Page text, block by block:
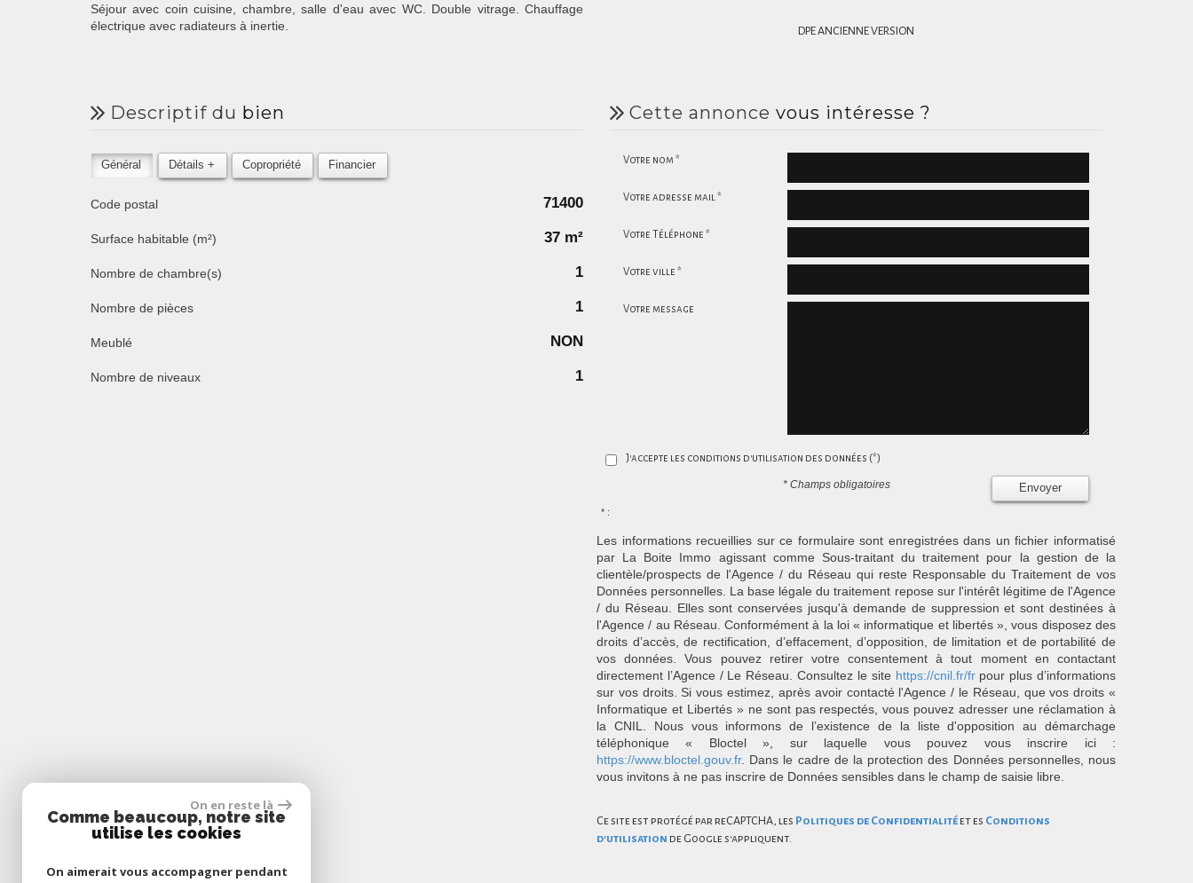
Séjour avec coin cuisine, chambre, salle d'eau avec WC. Double vitrage. Chauffage
électrique avec radiateurs à inertie.
DPE ANCIENNE VERSION
descriptif du bien
Général Détails + Copropriété Financier
Code postal 71400
Surface habitable (m²) 37 m²
Nombre de chambre(s) 1
Nombre de pièces 1
Meublé NON
Nombre de niveaux 1
cette annonce vous intéresse ?
Votre nom *
Votre adresse mail *
Votre Téléphone *
Votre ville *
Votre message
J'accepte les conditions d'utilisation des données (*)
Envoyer
* Champs obligatoires
* :
Les informations recueillies sur ce formulaire sont enregistrées dans un fichier informatisé
par La Boite Immo agissant comme Sous-traitant du traitement pour la gestion de la
clientèle/prospects de l'Agence / du Réseau qui reste Responsable du Traitement de vos
Données personnelles. La base légale du traitement repose sur l'intérêt légitime de l'Agence
/ du Réseau. Elles sont conservées jusqu'à demande de suppression et sont destinées à
l'Agence / au Réseau. Conformément à la loi « informatique et libertés », vous disposez des
droits d’accès, de rectification, d’effacement, d’opposition, de limitation et de portabilité de
vos données. Vous pouvez retirer votre consentement à tout moment en contactant
directement l’Agence / Le Réseau. Consultez le site https://cnil.fr/frpour plus d’informations
sur vos droits. Si vous estimez, après avoir contacté l'Agence / le Réseau, que vos droits «
Informatique et Libertés » ne sont pas respectés, vous pouvez adresser une réclamation à
la CNIL. Nous vous informons de l’existence de la liste d'opposition au démarchage
téléphonique « Bloctel », sur laquelle vous pouvez vous inscrire ici :
https://www.bloctel.gouv.fr. Dans le cadre de la protection des Données personnelles, nous
vous invitons à ne pas inscrire de Données sensibles dans le champ de saisie libre.
Ce site est protégé par reCAPTCHA, les Politiques de Confidentialitéet es Conditions
d'utilisation de Google s'appliquent.
On en reste là
Comme beaucoup, notre site
utilise les cookies
On aimerait vous accompagner pendant